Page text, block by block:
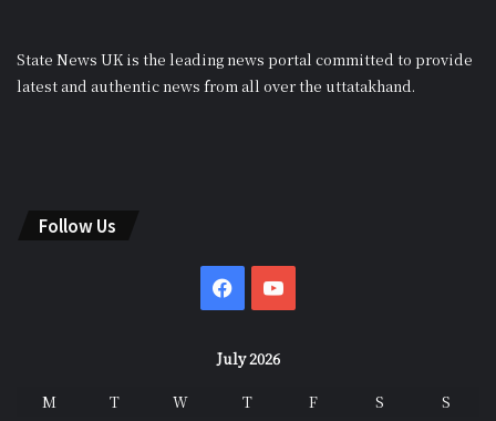
State News UK is the leading news portal committed to provide
latest and authentic news from all over the uttatakhand.
Follow Us
Facebook
July 2026
M T W T F S
S